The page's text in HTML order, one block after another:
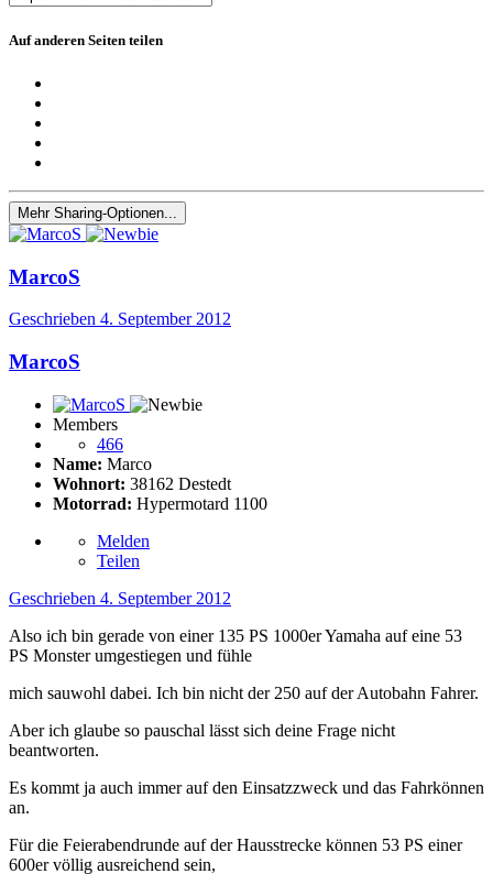
Auf anderen Seiten teilen
Mehr Sharing-Optionen...
MarcoS
Geschrieben 4. September 2012
MarcoS
Members
466
Name: Marco
Wohnort: 38162 Destedt
Motorrad: Hypermotard 1100
Melden
Teilen
Geschrieben 4. September 2012
Also ich bin gerade von einer 135 PS 1000er Yamaha auf eine 53
PS Monster umgestiegen und fühle
mich sauwohl dabei. Ich bin nicht der 250 auf der Autobahn Fahrer.
Aber ich glaube so pauschal lässt sich deine Frage nicht
beantworten.
Es kommt ja auch immer auf den Einsatzzweck und das Fahrkönnen
an.
Für die Feierabendrunde auf der Hausstrecke können 53 PS einer
600er völlig ausreichend sein,